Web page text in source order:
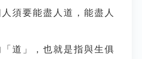
須要能盡人道，能盡人
」，也就是指與生俱